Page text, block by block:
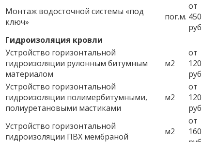
Монтаж водосточной системы «под
ключ»
пог.м.
от
450
руб
Гидроизоляция кровли
Устройство горизонтальной
гидроизоляции рулонным битумным
материалом
м2
от
120
руб
Устройство горизонтальной
гидроизоляции полимербитумными,
полиуретановыми мастиками
м2
от
120
руб
Устройство горизонтальной
гидроизоляции ПВХ мембраной
м2
от
160